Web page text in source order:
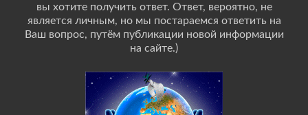
вы хотите получить ответ. Ответ, вероятно, не
является личным, но мы постараемся ответить на
Ваш вопрос, путём публикации новой информации
на сайте.)